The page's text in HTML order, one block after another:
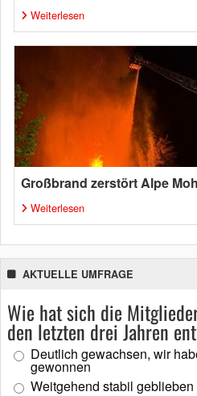
Weiterlesen
Großbrand zerstört Alpe
Weiterlesen
AKTUELLE UMFRAGE
Wie hat sich die
den letzten drei Jahren
Deutlich gewachsen, wir
gewonnen
Weitgehend stabil geblieben